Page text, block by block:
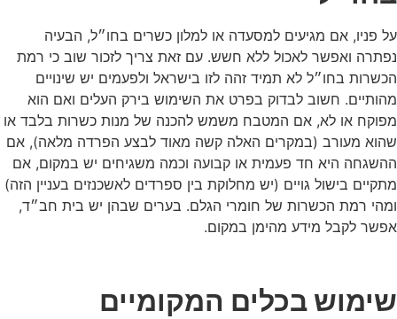
על פניו, אם מגיעים למסעדה או למלון כשרים בחו״ל, הבעיה
נפתרה ואפשר לאכול ללא חשש. עם זאת צריך לזכור שוב כי רמת
הכשרות בחו״ל לא תמיד זהה לזו בישראל ולפעמים יש שינויים
מהותיים. חשוב לבדוק בפרט את השימוש בירק העלים ואם הוא
מפוקח או לא, אם המטבח משמש להכנה של מנות כשרות בלבד או
שהוא מעורב (במקרים האלה קשה מאוד לבצע הפרדה מלאה), אם
ההשגחה היא חד פעמית או קבועה וכמה משגיחים יש במקום, אם
מתקיים בישול גויים (יש מחלוקת בין ספרדים לאשכנזים בעניין הזה)
ומהי רמת הכשרות של חומרי הגלם. בערים שבהן יש בית חב״ד,
אפשר לקבל מידע מהימן במקום.
שימוש בכלים המקומיים